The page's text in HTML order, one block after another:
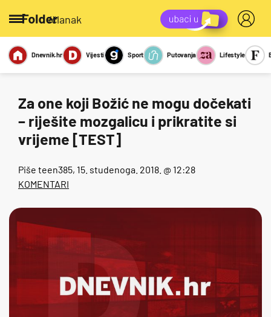
/članak
Miks Kviz
Report
Dnevnik.hr Vijesti Sport Putovanja Lifestyle
Za one koji Božić ne mogu dočekati
– riješite mozgalicu i prikratite si
vrijeme [TEST]
Piše teen385, 15. studenoga. 2018. @ 12:28
KOMENTARI